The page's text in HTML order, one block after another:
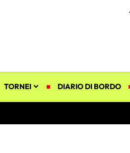
TORNEI DIARIO DI BORDO